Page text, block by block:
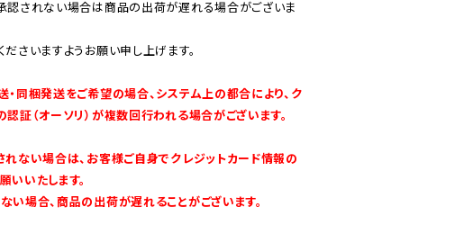
認されない場合は商品の出荷が遅れる場合がございま
さいますようお願い申し上げます。
・同梱発送をご希望の場合、システム上の都合により、ク
認証（オーソリ）が複数回行われる場合がございます。
れない場合は、お客様ご自身でクレジットカード情報の
いたします。
場合、商品の出荷が遅れることがございます。